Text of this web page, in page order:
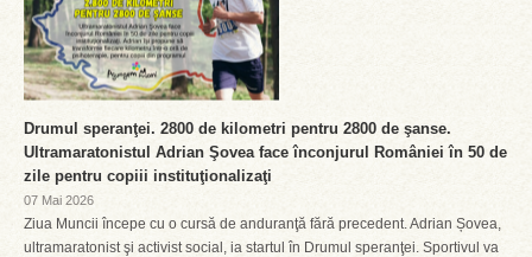
Drumul speranţei. 2800 de kilometri pentru 2800 de şanse.
Ultramaratonistul Adrian Şovea face înconjurul României în 50 de
zile pentru copiii instituţionalizaţi
07 Mai 2026
Ziua Muncii începe cu o cursă de anduranţă fără precedent. Adrian Șovea,
ultramaratonist şi activist social, ia startul în Drumul speranţei. Sportivul va